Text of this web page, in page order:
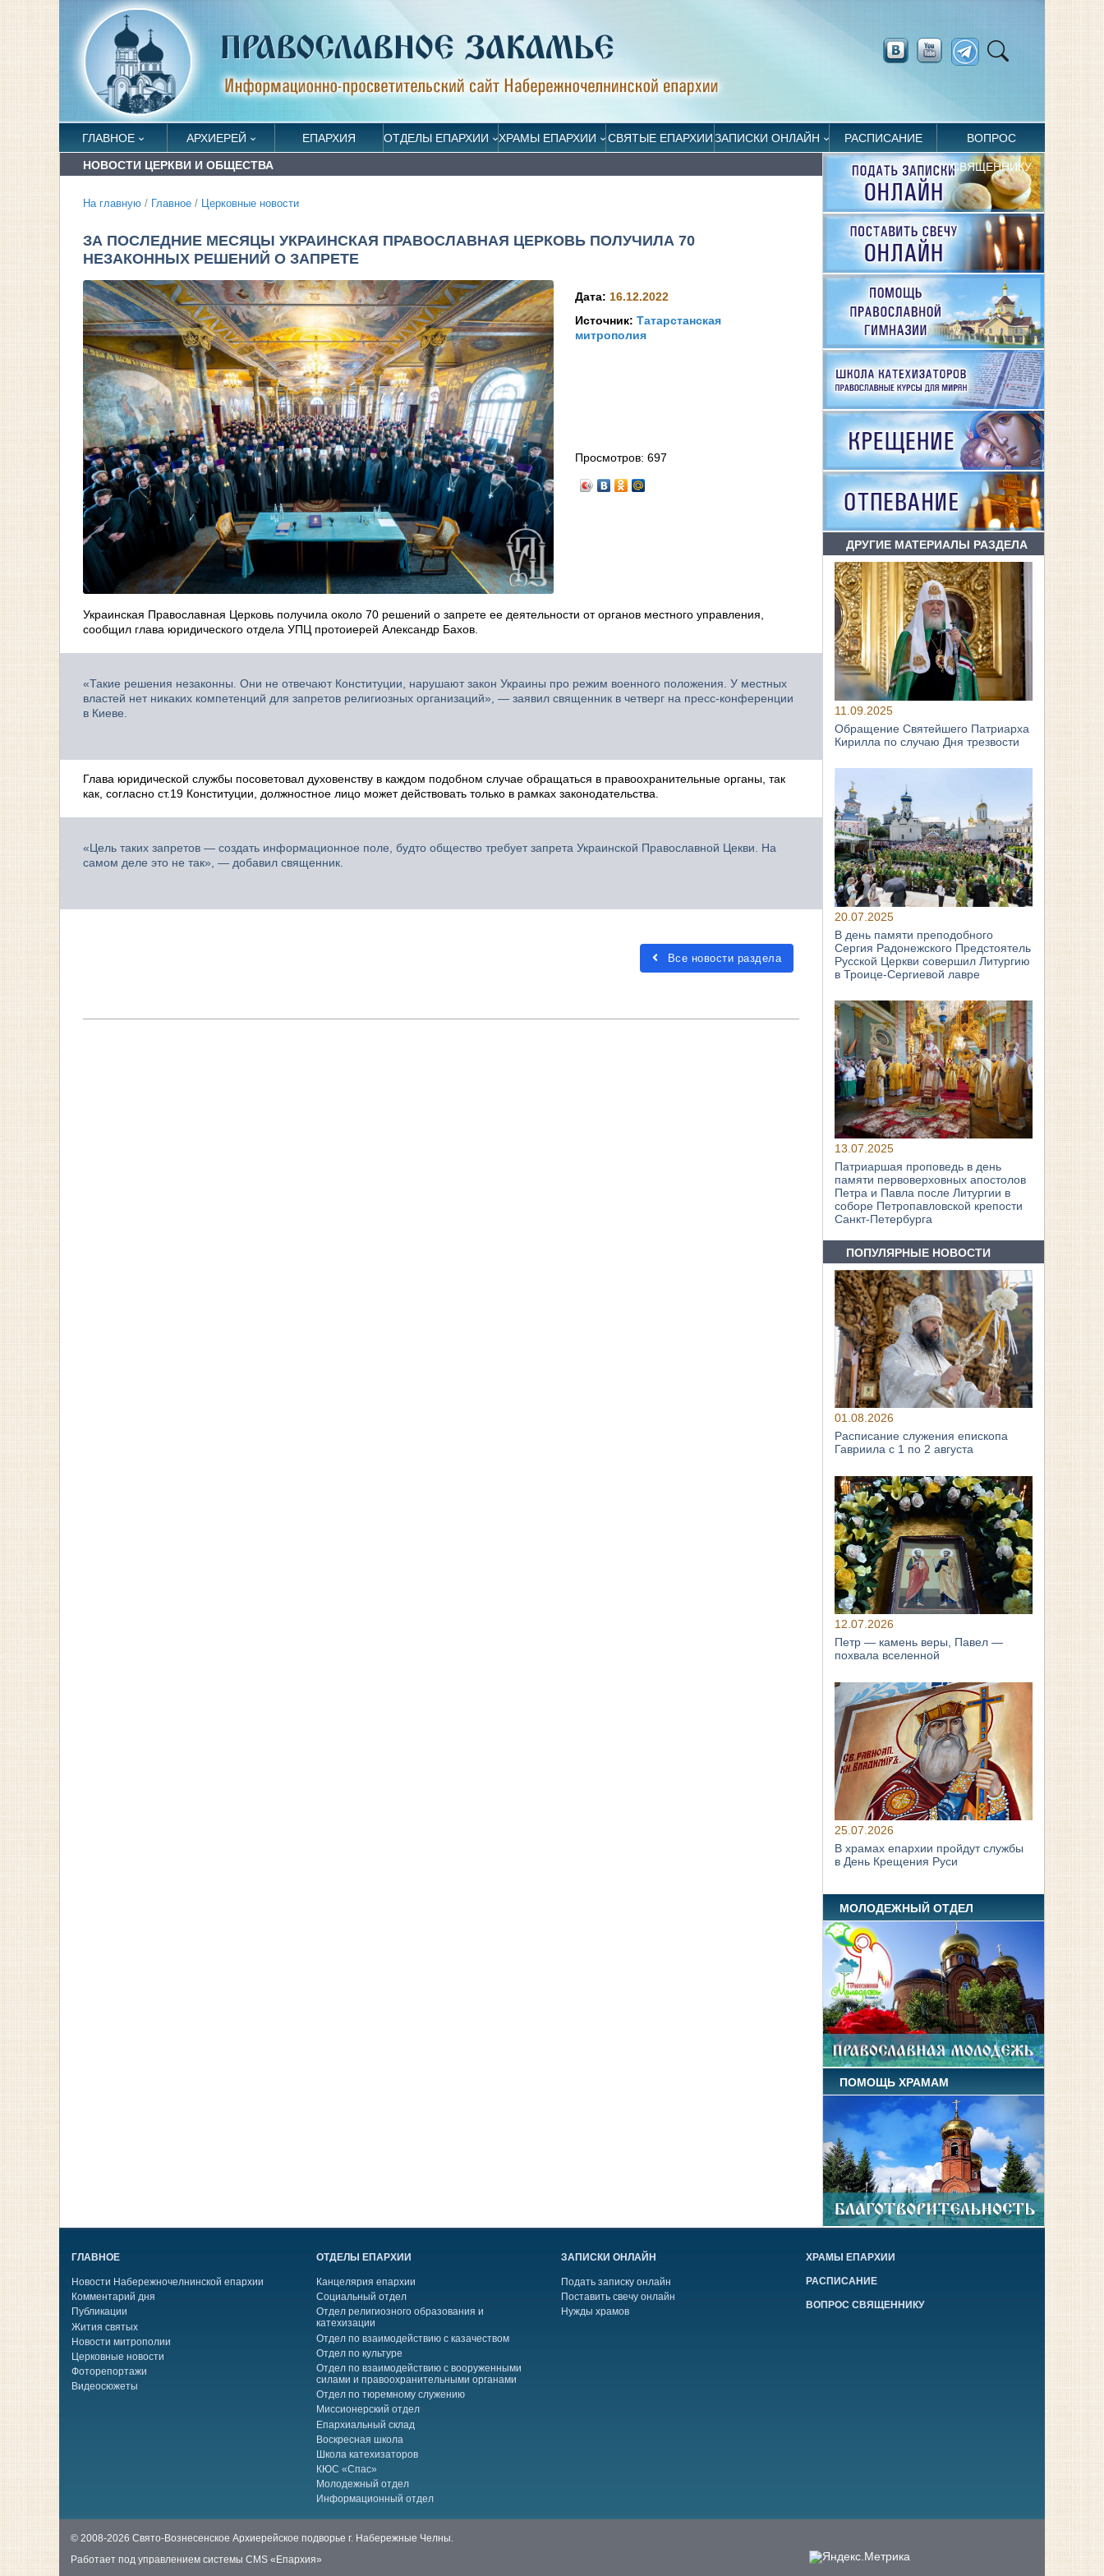
ГЛАВНОЕ АРХИЕРЕЙ ЕПАРХИЯ ОТДЕЛЫ ЕПАРХИИ ХРАМЫ ЕПАРХИИ СВЯТЫЕ ЕПАРХИИЗАПИСКИ ОНЛАЙН РАСПИСАНИЕ ВОПРОС
СВЯЩЕННИКУ
НОВОСТИ ЦЕРКВИ И ОБЩЕСТВА
На главную / Главное / Церковные новости
ЗА ПОСЛЕДНИЕ МЕСЯЦЫ УКРАИНСКАЯ ПРАВОСЛАВНАЯ ЦЕРКОВЬ ПОЛУЧИЛА 70
НЕЗАКОННЫХ РЕШЕНИЙ О ЗАПРЕТЕ
Дата: 16.12.2022
Источник:Татарстанская
митрополия
Просмотров:697
Украинская Православная Церковь получила около 70 решений о запрете ее деятельности от органов местного управления,
сообщил глава юридического отдела УПЦ протоиерей Александр Бахов.
«Такие решения незаконны. Они не отвечают Конституции, нарушают закон Украины про режим военного положения. У местных
властей нет никаких компетенций для запретов религиозных организаций», — заявил священник в четверг на пресс-конференции
в Киеве.
Глава юридической службы посоветовал духовенству в каждом подобном случае обращаться в правоохранительные органы, так
как, согласно ст.19 Конституции, должностное лицо может действовать только в рамках законодательства.
«Цель таких запретов — создать информационное поле, будто общество требует запрета Украинской Православной Цекви. На
самом деле это не так», — добавил священник.
Все новости раздела
ДРУГИЕ МАТЕРИАЛЫ РАЗДЕЛА
11.09.2025
Обращение Святейшего Патриарха
Кирилла по случаю Дня трезвости
20.07.2025
В день памяти преподобного
Сергия Радонежского Предстоятель
Русской Церкви совершил Литургию
в Троице-Сергиевой лавре
13.07.2025
Патриаршая проповедь в день
памяти первоверховных апостолов
Петра и Павла после Литургии в
соборе Петропавловской крепости
Санкт-Петербурга
ПОПУЛЯРНЫЕ НОВОСТИ
01.08.2026
Расписание служения епископа
Гавриила с 1 по 2 августа
12.07.2026
Петр — камень веры, Павел —
похвала вселенной
25.07.2026
В храмах епархии пройдут службы
в День Крещения Руси
МОЛОДЕЖНЫЙ ОТДЕЛ
ПОМОЩЬ ХРАМАМ
ГЛАВНОЕ
Новости Набережночелнинской епархии
Комментарий дня
Публикации
Жития святых
Новости митрополии
Церковные новости
Фоторепортажи
Видеосюжеты
ОТДЕЛЫ ЕПАРХИИ
Канцелярия епархии
Социальный отдел
Отдел религиозного образования и
катехизации
Отдел по взаимодействию с казачеством
Отдел по культуре
Отдел по взаимодействию с вооруженными
силами и правоохранительными органами
Отдел по тюремному служению
Миссионерский отдел
Епархиальный склад
Воскресная школа
Школа катехизаторов
КЮС «Спас»
Молодежный отдел
Информационный отдел
ЗАПИСКИ ОНЛАЙН
Подать записку онлайн
Поставить свечу онлайн
Нужды храмов
ХРАМЫ ЕПАРХИИ
РАСПИСАНИЕ
ВОПРОС СВЯЩЕННИКУ
© 2008-2026 Свято-Вознесенское Архиерейское подворье г. Набережные Челны.
Работает под управлением системы CMS «Епархия»